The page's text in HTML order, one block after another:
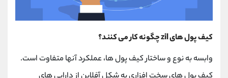
کیف پول های zil چگونه کار می کنند؟
وابسه به نوع و ساختار کیف پول ها، عملکرد آنها متفاوت است.